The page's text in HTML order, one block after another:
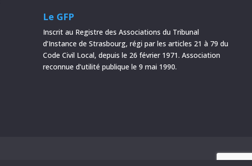
Le GFP
Inscrit au Registre des Associations du Tribunal
d’Instance de Strasbourg, régi par les articles 21 à 79 du
Code Civil Local, depuis le 26 février 1971. Association
reconnue d’utilité publique le 9 mai 1990.